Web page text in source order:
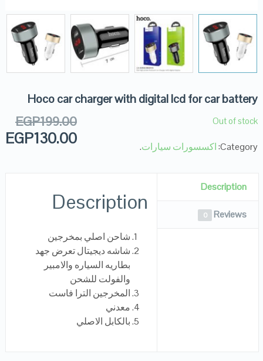
Hoco car charger with digital lcd for car battery
EGP199.00
EGP130.00
Out of stock
Category: اكسسورات سيارات.
Description
Reviews
0
Description
شاحن اصلي بمخرجين
شاشه ديجيتال تعرض جهد
بطاريه السياره والامبير
والفولت للشحن
المخرجين الترا فاست
معدني
بالكابل الاصلي